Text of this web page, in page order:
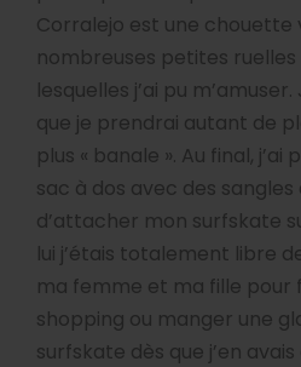
Corralejo est une chouette
nombreuses petites
lesquelles j’ai pu
que je prendrai autant de
plus « banale ». Au final,
sac à dos avec des
d’attacher mon surfskate
lui j’étais totalement libre
ma femme et ma fille pour
shopping ou manger une
surfskate dès que j’en